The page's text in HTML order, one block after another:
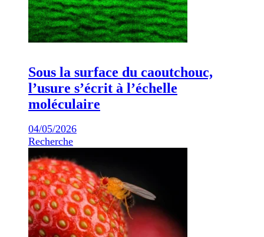
Sous la surface du caoutchouc,
l’usure s’écrit à l’échelle
moléculaire
04/05/2026
Recherche